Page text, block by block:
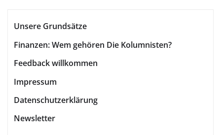
Unsere Grundsätze
Finanzen: Wem gehören Die Kolumnisten?
Feedback willkommen
Impressum
Datenschutzerklärung
Newsletter